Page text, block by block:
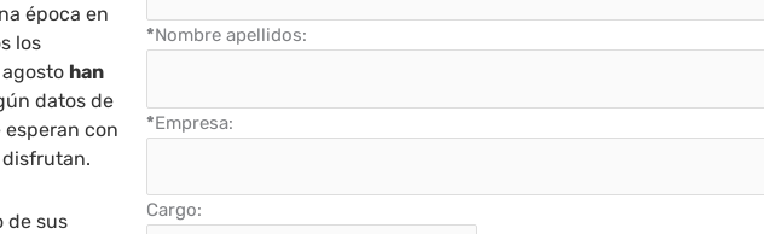
época en
los
han
datos de
esperan con
de sus
*Nombre apellidos:
*Empresa:
Cargo: